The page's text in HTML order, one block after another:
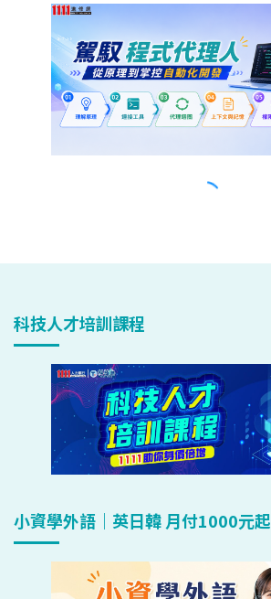
科技人才培訓課程
小資學外語｜英日韓 月付1000元起